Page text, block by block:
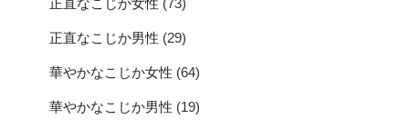
正直なこじか女性 (73)
正直なこじか男性 (29)
華やかなこじか女性 (64)
華やかなこじか男性 (19)